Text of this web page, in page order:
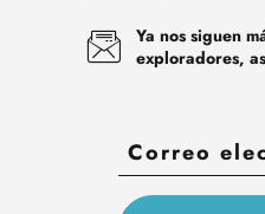
Ya nos siguen
exploradores,